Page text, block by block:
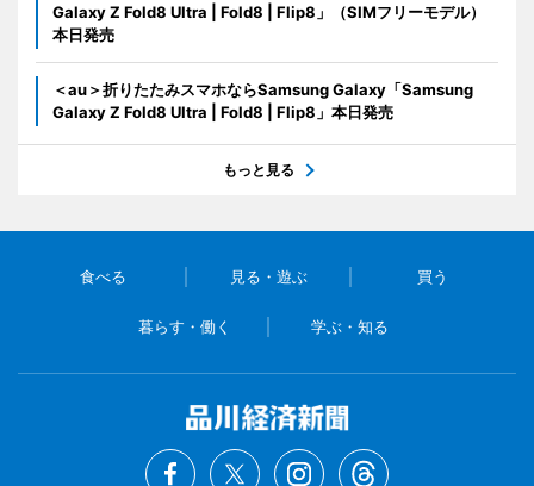
Galaxy Z Fold8 Ultra | Fold8 | Flip8」（SIMフリーモデル）
本日発売
＜au＞折りたたみスマホならSamsung Galaxy「Samsung
Galaxy Z Fold8 Ultra | Fold8 | Flip8」本日発売
もっと見る
食べる 見る・遊ぶ 買う
暮らす・働く 学ぶ・知る